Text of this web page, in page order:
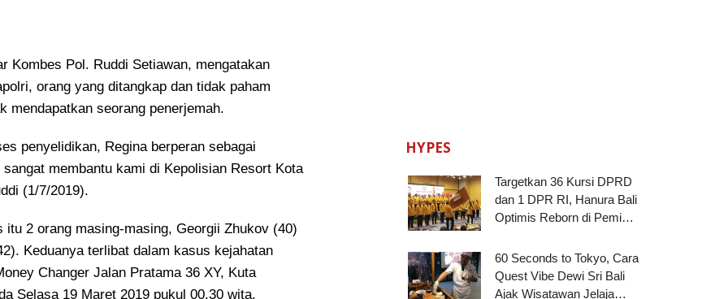
Kombes Pol. Ruddi Setiawan, mengatakan
orang yang ditangkap dan tidak paham
mendapatkan seorang penerjemah.
penyelidikan, Regina berperan sebagai
membantu kami di Kepolisian Resort Kota
(1/7/2019).
itu 2 orang masing-masing, Georgii Zhukov (40)
Keduanya terlibat dalam kasus kejahatan
Changer Jalan Pratama 36 XY, Kuta
Selasa 19 Maret 2019 pukul 00.30 wita.
HYPES
Targetkan 36 Kursi DPRD
dan 1 DPR RI, Hanura Bali
Optimis Reborn di Pemi…
60 Seconds to Tokyo, Cara
Quest Vibe Dewi Sri Bali
Ajak Wisatawan Jelaja…